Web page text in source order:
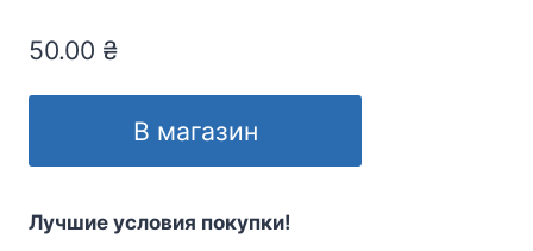
50.00 ₴
В магазин
Лучшие условия покупки!